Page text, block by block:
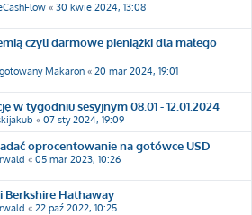
« 30 kwie 2024, 13:08
czyli darmowe pieniążki dla małego
Makaron « 20 mar 2024, 19:01
w tygodniu sesyjnym 08.01 - 12.01.2024
« 07 sty 2024, 19:09
oprocentowanie na gotówce USD
« 05 mar 2023, 10:26
Berkshire Hathaway
« 22 paź 2022, 10:25